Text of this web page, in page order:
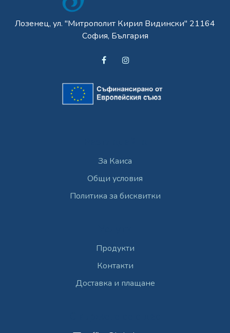
За Каиса
Общи условия
Политика за бисквитки
Продукти
Контакти
Доставка и плащане
Лозенец, ул. "Митрополит Кирил Видински" 21164
София, България